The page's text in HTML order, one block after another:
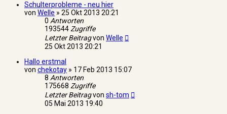
Schulterprobleme - neu hier
von Welle » 25 Okt 2013 20:21
0 Antworten
193544Zugriffe
Letzter Beitragvon Welle
25 Okt 2013 20:21
Hallo erstmal
von chekotay » 17 Feb 2013 15:07
8 Antworten
175668 Zugriffe
Letzter Beitragvon sh-tom
05 Mai 2013 19:40